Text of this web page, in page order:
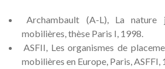
Archambault (A-L), La nature
mobilières, thèse Paris I, 1998.
ASFII, Les organismes de
mobilières en Europe, Paris, ASFFI,